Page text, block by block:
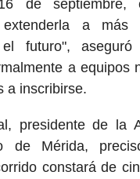
de septiembre,
extenderla a más
futuro", aseguró
a equipos
a inscribirse.
presidente de la
de Mérida,
constará de